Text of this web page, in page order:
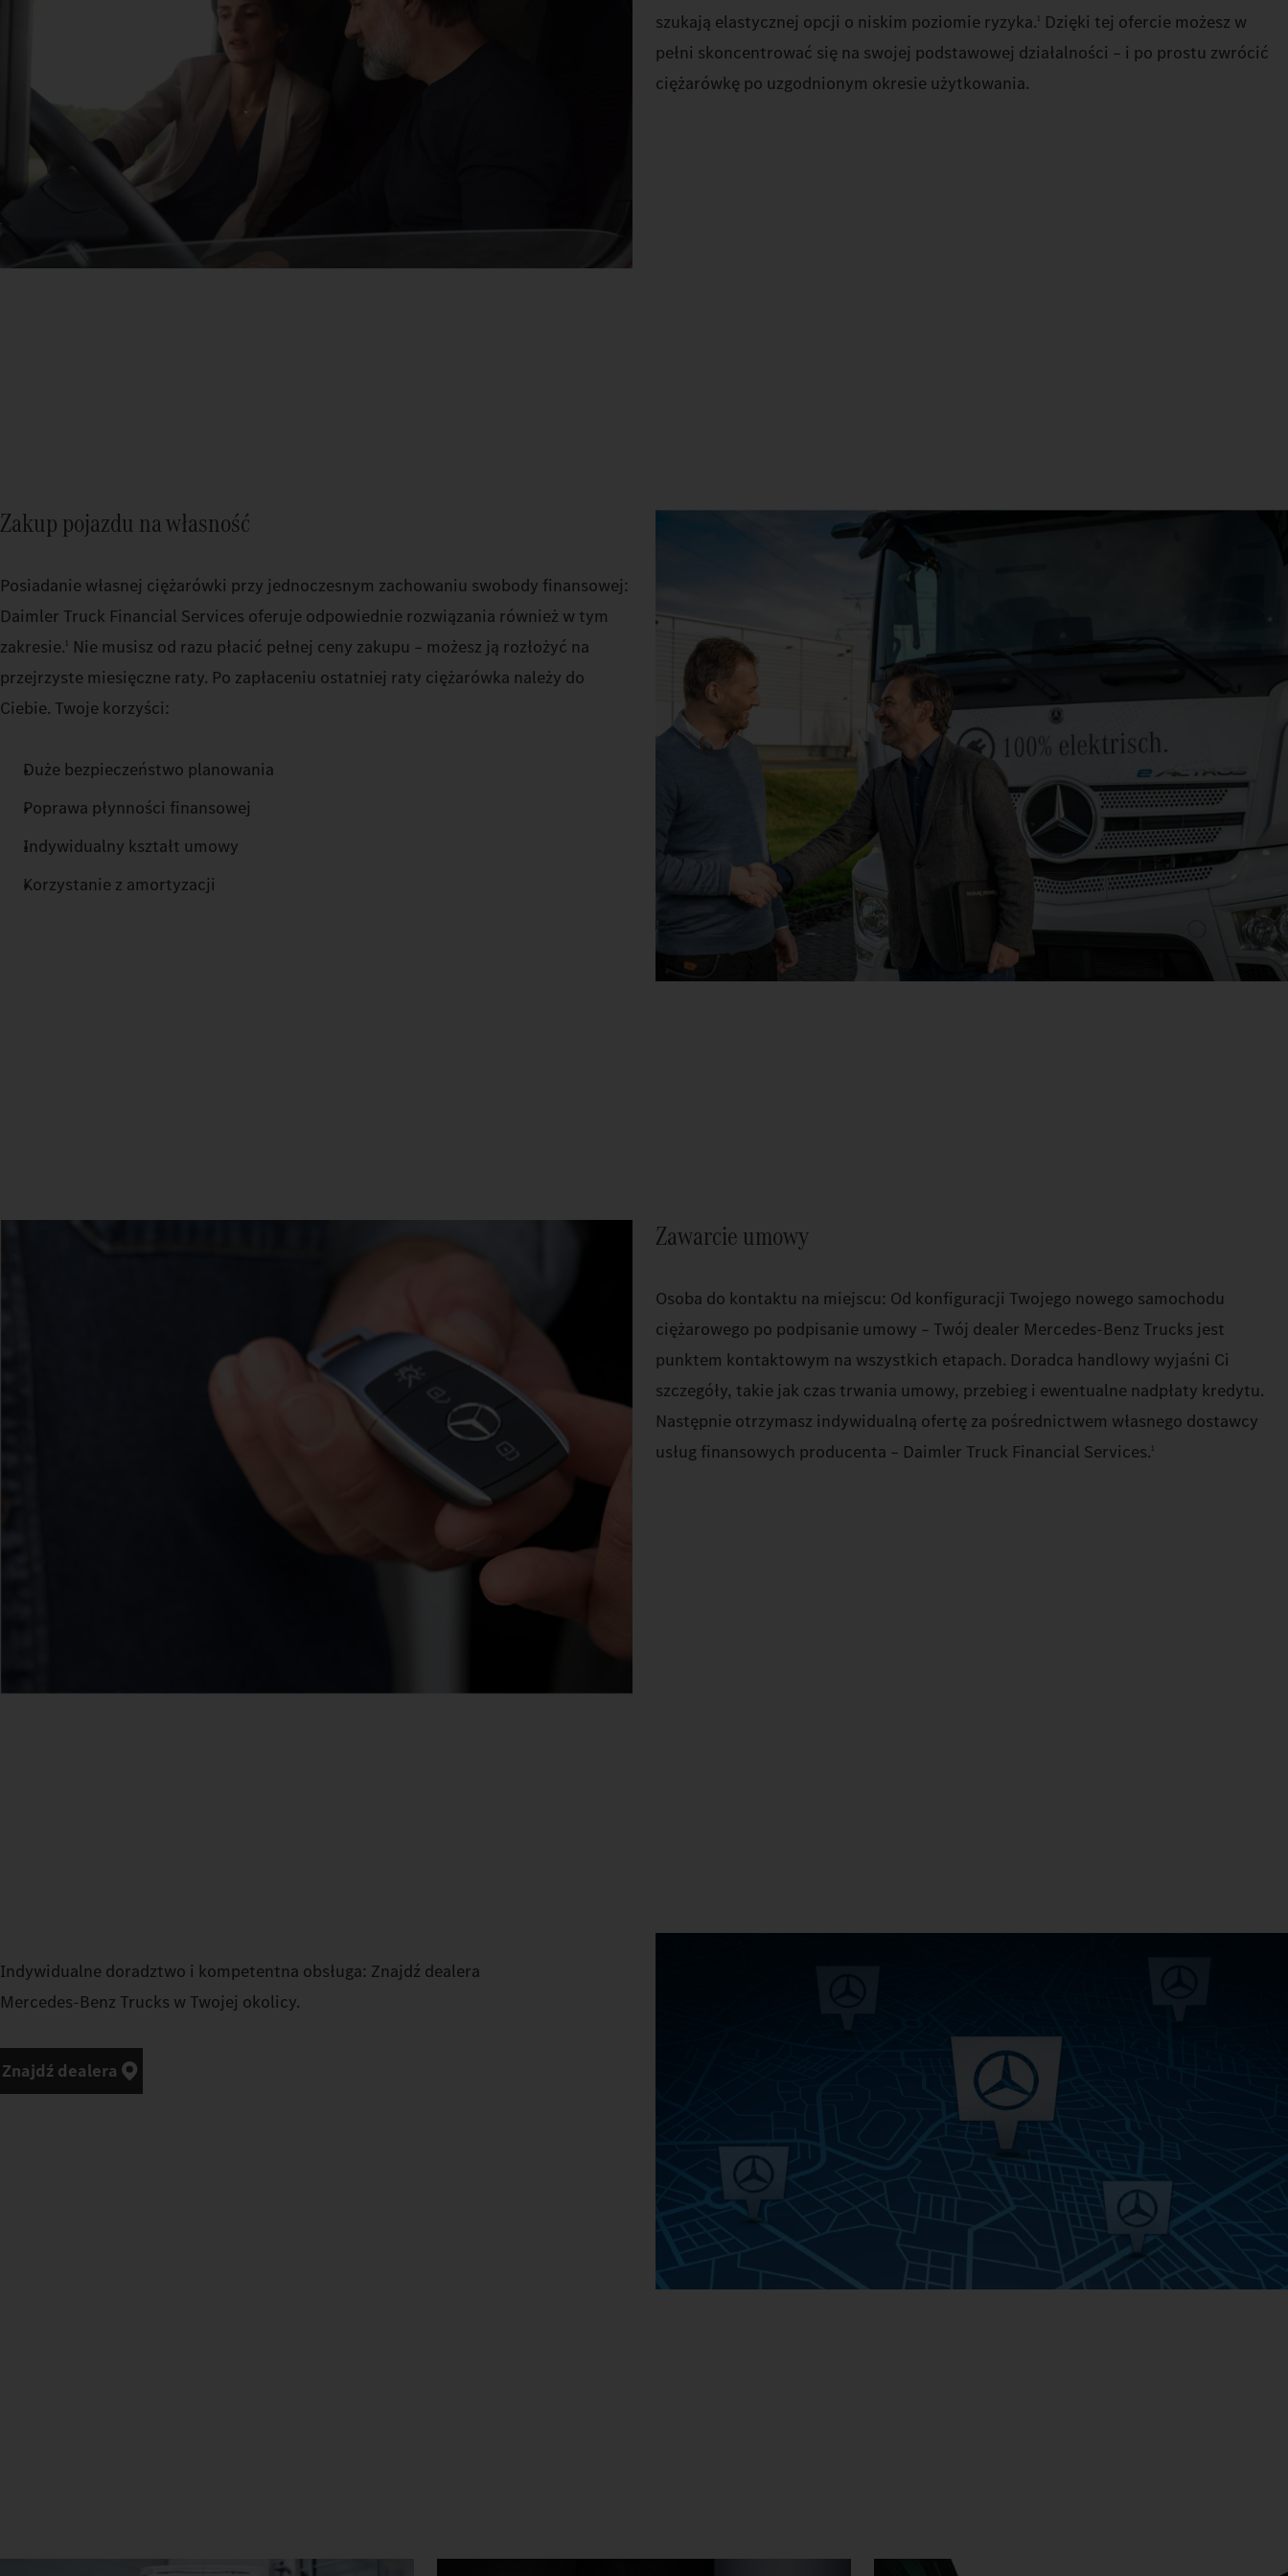
szukają elastycznej opcji o niskim poziomie ryzyka.1 Dzięki tej ofercie możesz w
pełni skoncentrować się na swojej podstawowej działalności – i po prostu zwrócić
ciężarówkę po uzgodnionym okresie użytkowania.
Zakup pojazdu na własność
Posiadanie własnej ciężarówki przy jednoczesnym zachowaniu swobody finansowej:
Daimler Truck Financial Services oferuje odpowiednie rozwiązania również w tym
zakresie.1 Nie musisz od razu płacić pełnej ceny zakupu – możesz ją rozłożyć na
przejrzyste miesięczne raty. Po zapłaceniu ostatniej raty ciężarówka należy do
Ciebie. Twoje korzyści:
Duże bezpieczeństwo planowania
Poprawa płynności finansowej
Indywidualny kształt umowy
Korzystanie z amortyzacji
Zawarcie umowy
Osoba do kontaktu na miejscu: Od konfiguracji Twojego nowego samochodu
ciężarowego po podpisanie umowy – Twój dealer Mercedes‑Benz Trucks jest
punktem kontaktowym na wszystkich etapach. Doradca handlowy wyjaśni Ci
szczegóły, takie jak czas trwania umowy, przebieg i ewentualne nadpłaty kredytu.
Następnie otrzymasz indywidualną ofertę za pośrednictwem własnego dostawcy
usług finansowych producenta – Daimler Truck Financial Services.1
Indywidualne doradztwo i kompetentna obsługa: Znajdź dealera
Mercedes‑Benz Trucks w Twojej okolicy.
Znajdź dealera